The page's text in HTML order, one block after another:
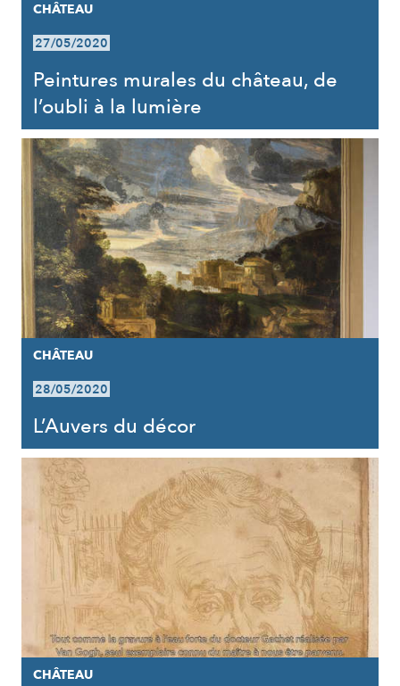
CHÂTEAU
27/05/2020
Peintures murales du château, de
l’oubli à la lumière
CHÂTEAU
28/05/2020
L’Auvers du décor
CHÂTEAU